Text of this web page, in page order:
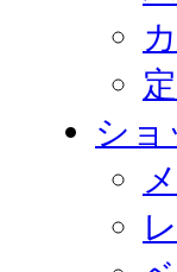
シ